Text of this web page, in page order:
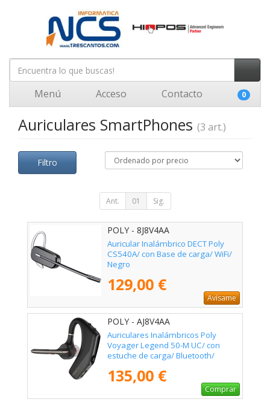
Menú Acceso Contacto 0
Auriculares SmartPhones (3 art.)
Filtro
Ant. 01 Sig.
POLY - 8J8V4AA
Auricular Inalámbrico DECT Poly
CS540A/ con Base de carga/ WiFi/
Negro
129,00 €
Avísame
POLY - AJ8V4AA
Auriculares Inalámbricos Poly
Voyager Legend 50-M UC/ con
estuche de carga/ Bluetooth/
135,00 €
Comprar